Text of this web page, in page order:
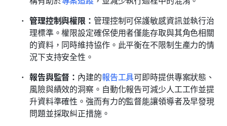
管理控制與權限： 管理控制可保護敏感資訊並執行治
理標準。權限設定確保使用者僅能存取與其角色相關
的資料，同時維持協作。此平衡在不限制生產力的情
況下支持安全性。
報告與監督： 內建的報告工具可即時提供專案狀態、
風險與績效的洞察。自動化報告可減少人工工作並提
升資料準確性。強而有力的監督能讓領導者及早發現
問題並採取糾正措施。